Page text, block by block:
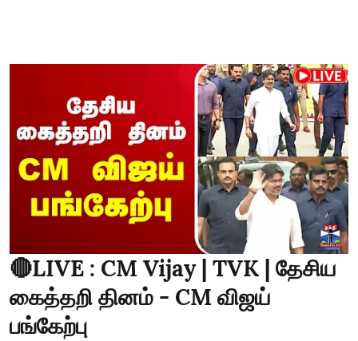
🔴LIVE : CM Vijay | TVK | தேசிய
கைத்தறி தினம் - CM விஜய்
பங்கேற்பு